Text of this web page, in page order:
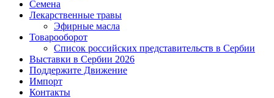
Семена
Лекарственные травы
Эфирные масла
Товарооборот
Список российских представительств в Сербии
Выставки в Сербии 2026
Поддержите Движение
Импорт
Контакты